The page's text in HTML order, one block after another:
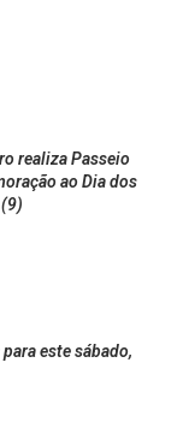
realiza Passeio
ao Dia dos
este sábado,